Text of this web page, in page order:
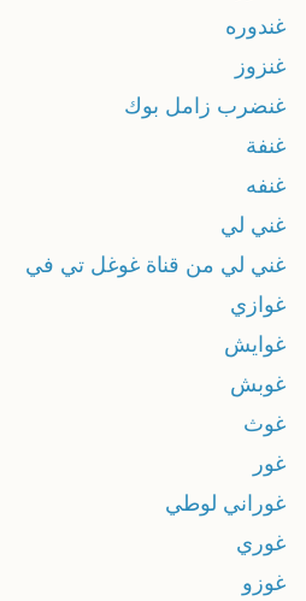
غندوره
غنزوز
غنضرب زامل بوك
غنفة
غنفه
غني لي
غني لي من قناة غوغل تي في
غوازي
غوايش
غوبش
غوث
غور
غوراني لوطي
غوري
غوزو